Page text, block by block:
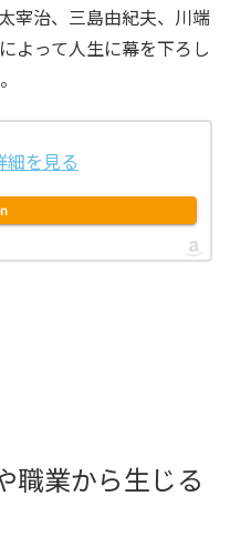
宰治、三島由紀夫、川端
よって人生に幕を下ろし
を見る
職業から生じる